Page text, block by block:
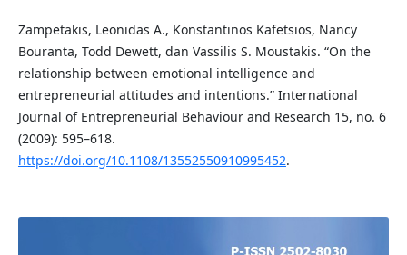
Zampetakis, Leonidas A., Konstantinos Kafetsios, Nancy
Bouranta, Todd Dewett, dan Vassilis S. Moustakis. “On the
relationship between emotional intelligence and
entrepreneurial attitudes and intentions.” International
Journal of Entrepreneurial Behaviour and Research 15, no. 6
(2009): 595–618.
https://doi.org/10.1108/13552550910995452.